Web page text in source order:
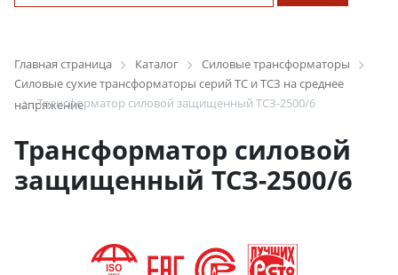
Главная страница Каталог
Силовые трансформаторы
Силовые сухие трансформаторы серий ТС и ТСЗ на среднее
напряжение
Трансформатор силовой защищенный ТСЗ-2500/6
Трансформатор силовой
защищенный ТСЗ-2500/6